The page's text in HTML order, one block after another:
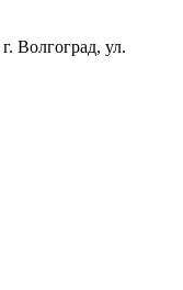
Волгоград, ул.